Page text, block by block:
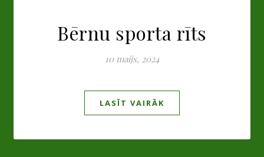
Bērnu sporta rīts
10 maijs, 2024
LASĪT VAIRĀK